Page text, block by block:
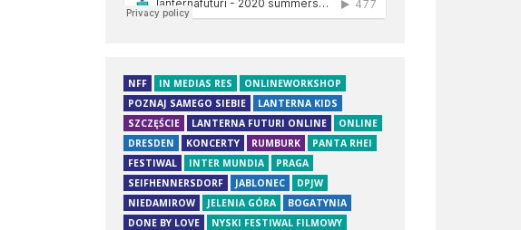
NFF IN MEDIAS RES
ONLINEWORKSHOP
POZNAJ SAMEGO SIEBIE
LANTERNA KIDS
SZCZĘŚCIE
LANTERNA FUTURI ONLINE
ONLINE
DRESDEN
KONCERTY RUMBURK
PANTA RHEI
FESTIWAL
INTER MUNDIA
PRAGA
SEIFHENNERSDORF
JABLONEC
DPJW
NIEDAMIROW
JELENIA GÓRA
BOGATYNIA
DONE BY LOVE
NYSKI FESTIWAL FILMOWY